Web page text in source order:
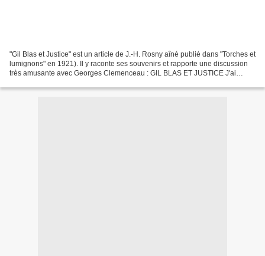
"Gil Blas et Justice" est un article de J.-H. Rosny aîné publié dans "Torches et
lumignons" en 1921). Il y raconte ses souvenirs et rapporte une discussion
très amusante avec Georges Clemenceau : GIL BLAS ET JUSTICE J'ai